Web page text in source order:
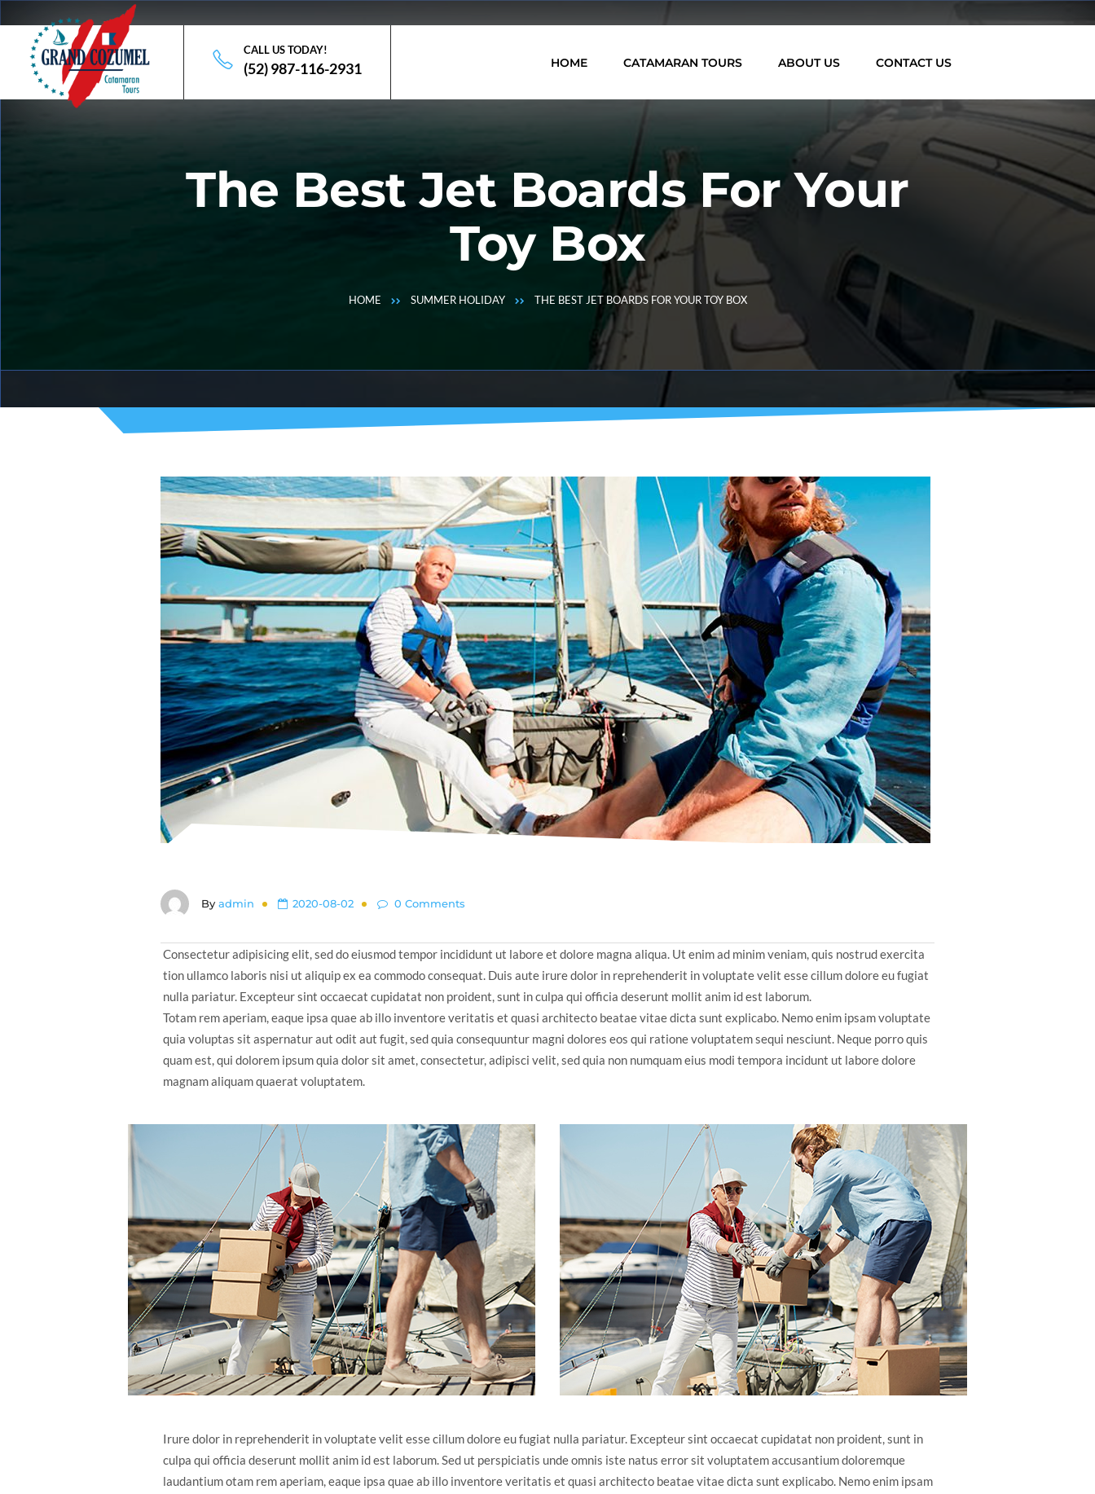
CALL US TODAY!
(52) 987-116-2931 HOME CATAMARAN TOURS ABOUT US CONTACT US
The Best Jet Boards For Your
Toy Box
HOME SUMMER HOLIDAY THE BEST JET BOARDS FOR YOUR TOY BOX
By admin 2020-08-02 0 Comments
Consectetur adipisicing elit, sed do eiusmod tempor incididunt ut labore et dolore magna aliqua. Ut enim ad minim veniam, quis nostrud exercita
tion ullamco laboris nisi ut aliquip ex ea commodo consequat. Duis aute irure dolor in reprehenderit in voluptate velit esse cillum dolore eu fugiat
nulla pariatur. Excepteur sint occaecat cupidatat non proident, sunt in culpa qui officia deserunt mollit anim id est laborum.
Totam rem aperiam, eaque ipsa quae ab illo inventore veritatis et quasi architecto beatae vitae dicta sunt explicabo. Nemo enim ipsam voluptate
quia voluptas sit aspernatur aut odit aut fugit, sed quia consequuntur magni dolores eos qui ratione voluptatem sequi nesciunt. Neque porro quis
quam est, qui dolorem ipsum quia dolor sit amet, consectetur, adipisci velit, sed quia non numquam eius modi tempora incidunt ut labore dolore
magnam aliquam quaerat voluptatem.
Irure dolor in reprehenderit in voluptate velit esse cillum dolore eu fugiat nulla pariatur. Excepteur sint occaecat cupidatat non proident, sunt in
culpa qui officia deserunt mollit anim id est laborum. Sed ut perspiciatis unde omnis iste natus error sit voluptatem accusantium doloremque
laudantium otam rem aperiam, eaque ipsa quae ab illo inventore veritatis et quasi architecto beatae vitae dicta sunt explicabo. Nemo enim ipsam